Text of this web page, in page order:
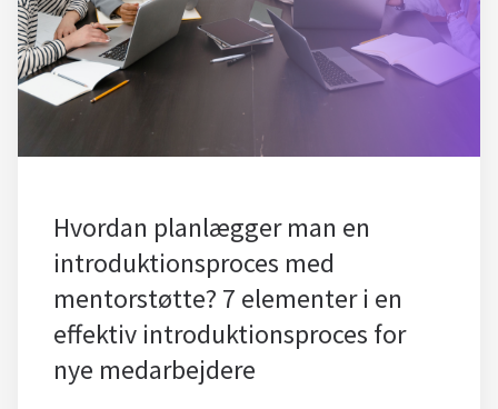
Hvordan planlægger man en
introduktionsproces med
mentorstøtte? 7 elementer i en
effektiv introduktionsproces for
nye medarbejdere